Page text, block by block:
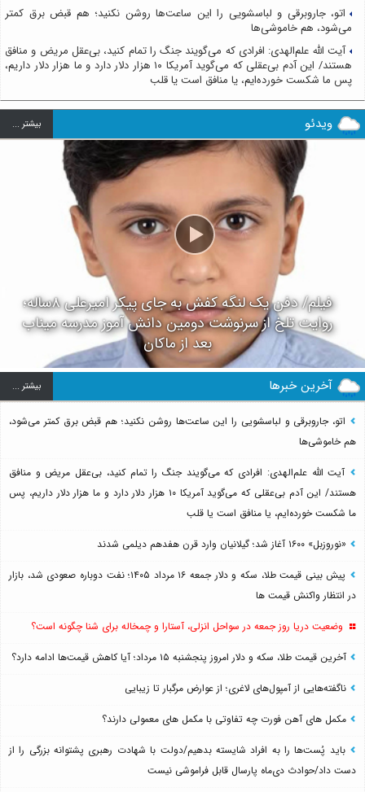
اتو، جاروبرقی و لباسشویی را این ساعت‌ها روشن نکنید؛ هم قبض برق کمتر
می‌شود، هم خاموشی‌ها
آیت الله علم‌الهدی: افرادی که می‌گویند جنگ را تمام کنید، بی‌عقل مریض و منافق
هستند/ این آدم بی‌عقلی که می‌گوید آمریکا ۱۰ هزار دلار دارد و ما هزار دلار داریم،
پس ما شکست خورده‌ایم، یا منافق است یا قلب
ویدئو بيشتر ...
فیلم/ دفن یک لنگه کفش به جای پیکر امیرعلی ۸ساله؛
روایت تلخ از سرنوشت دومین دانش آموز مدرسه میناب
بعد از ماکان
آخرین خبرها بيشتر ...
اتو، جاروبرقی و لباسشویی را این ساعت‌ها روشن نکنید؛ هم قبض برق کمتر می‌شود،
هم خاموشی‌ها
آیت الله علم‌الهدی: افرادی که می‌گویند جنگ را تمام کنید، بی‌عقل مریض و منافق
هستند/ این آدم بی‌عقلی که می‌گوید آمریکا ۱۰ هزار دلار دارد و ما هزار دلار داریم، پس
ما شکست خورده‌ایم، یا منافق است یا قلب
«نوروزبل» ۱۶۰۰ آغاز شد؛ گیلانیان وارد قرن هفدهم دیلمی شدند
پیش بینی قیمت طلا، سکه و دلار جمعه ۱۶ مرداد ۱۴۰۵؛ نفت دوباره صعودی شد، بازار
در انتظار واکنش قیمت ها
وضعیت دریا روز جمعه در سواحل انزلی، آستارا و چمخاله برای شنا چگونه است؟
آخرین قیمت طلا، سکه و دلار امروز پنجشنبه ۱۵ مرداد؛ آیا کاهش قیمت‌ها ادامه دارد؟
ناگفته‌هایی از آمپول‌های لاغری؛ از عوارض مرگبار تا زیبایی
مکمل های آهن فورت چه تفاوتی با مکمل های معمولی دارند؟
باید پُست‌ها را به افراد شایسته بدهیم/دولت با شهادت رهبری پشتوانه بزرگی را از
دست داد/حوادث دی‌ماه پارسال قابل فراموشی نیست